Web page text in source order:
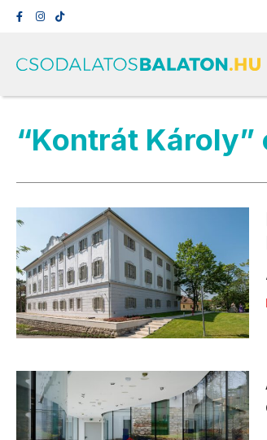
“Kontrát